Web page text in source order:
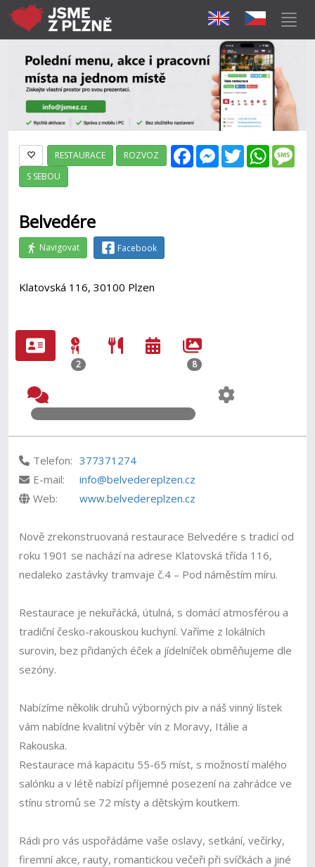
FacebookMessenger
Twitter
RESTAURACE
ROZVOZ
S SEBOU
Belvedére
Navigovat Facebook
Klatovská 116, 30100 Plzen
2 8
Telefon: 377371274
E-mail:
info@belvedereplzen.cz
Web:
www.belvedereplzen.cz
Nově zrekonstruovaná restaurace Belvedére s tradicí od
roku 1901 se nachází na adrese Klatovská třída 116,
nedaleko zastávky tramvaje č.4 – Pod náměstím míru.
Restaurace je nekuřácká, útulná, s domácí atmosférou a
tradiční česko-rakouskou kuchyní. Vaříme z lokálních
surovin, bez přidaných éček a jídelníček obměňujeme dle
sezóny.
Nabízíme několik druhů výborných piv a náš vinný lístek
vám nabídne kvalitní výběr vín z Moravy, Itálie a
Rakouska.
Restaurace má kapacitu 55-65 míst, s možností malého
salónku a v létě nabízí příjemné posezení na zahrádce ve
stínu stromů se 72 místy a dětským koutkem.
Rádi pro vás uspořádáme vaše oslavy, setkání, večírky,
firemní akce, rauty, romantickou večeři při svíčkách a jiné